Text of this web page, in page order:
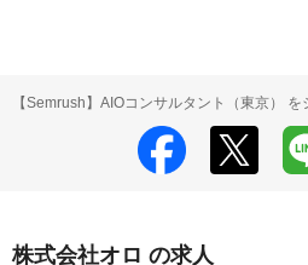
【Semrush】AIOコンサルタント（東京） を
株式会社オロ の求人